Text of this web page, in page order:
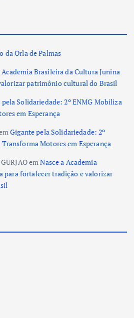
da Orla de Palmas
Academia Brasileira da Cultura Junina
patrimônio cultural do Brasil
pela Solidariedade: 2º ENMG Mobiliza
em Esperança
Gigante pela Solidariedade: 2º
Motores em Esperança
emNasce a Academia
para fortalecer tradição e valorizar